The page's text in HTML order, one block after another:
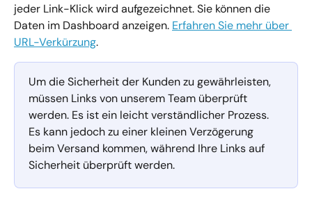
jeder Link-Klick wird aufgezeichnet. Sie können die
Daten im Dashboard anzeigen. Erfahren Sie mehr über
URL-Verkürzung.
Um die Sicherheit der Kunden zu gewährleisten,
müssen Links von unserem Team überprüft
werden. Es ist ein leicht verständlicher Prozess.
Es kann jedoch zu einer kleinen Verzögerung
beim Versand kommen, während Ihre Links auf
Sicherheit überprüft werden.